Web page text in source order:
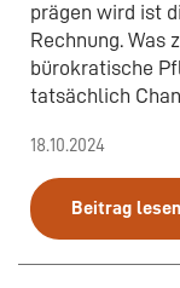
prägen wird ist
Rechnung. Was
bürokratische
tatsächlich
18.10.2024
Beitrag lesen